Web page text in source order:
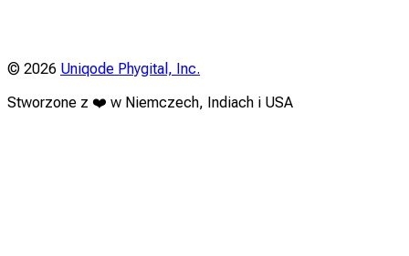
© 2026 Uniqode Phygital, Inc.
Stworzone z ❤️ w Niemczech, Indiach i USA